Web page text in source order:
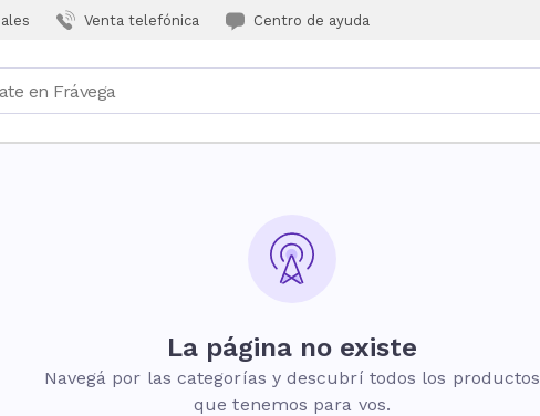
Venta telefónica Centro de ayuda
La página no existe
Navegá por las categorías y descubrí todos los productos
que tenemos para vos.